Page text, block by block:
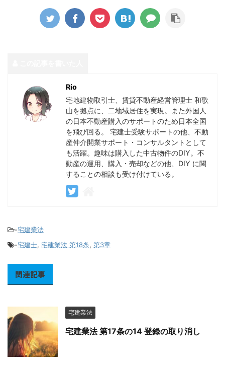
Rio
宅地建物取引士、賃貸不動産経営管理士 和歌
山を拠点に、二地域居住を実現。また外国人
の日本不動産購入のサポートのため日本全国
を飛び回る。 宅建士受験サポートの他、不動
産仲介開業サポート・コンサルタントとして
も活躍。趣味は購入した中古物件のDIY。不
動産の運用、購入・売却などの他、DIY に関
することの相談も受け付けている。
-宅建業法
-宅建士, 宅建業法 第18条, 第3章
関連記事
宅建業法
宅建業法 第17条の14 登録の取り消し